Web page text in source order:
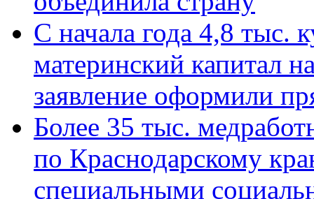
С начала года 4,8 тыс.
материнский капитал
заявление оформили
Более 35 тыс.
по Краснодарскому
специальными